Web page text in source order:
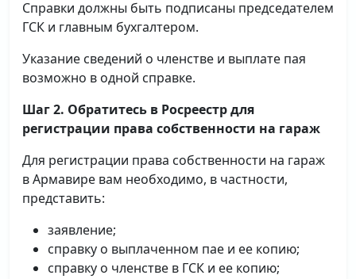
Справки должны быть подписаны председателем
ГСК и главным бухгалтером.
Указание сведений о членстве и выплате пая
возможно в одной справке.
Шаг 2. Обратитесь в Росреестр для
регистрации права собственности на гараж
Для регистрации права собственности на гараж
в Армавире вам необходимо, в частности,
представить:
заявление;
справку о выплаченном пае и ее копию;
справку о членстве в ГСК и ее копию;